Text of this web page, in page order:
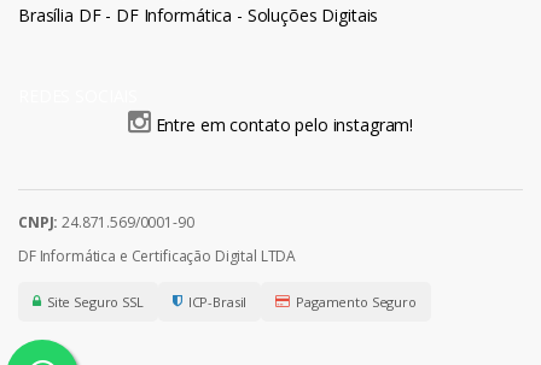
Brasília DF - DF Informática - Soluções Digitais
Entre em contato pelo instagram!
CNPJ: 24.871.569/0001-90
DF Informática e Certificação Digital LTDA
Site Seguro SSL ICP-Brasil Pagamento Seguro